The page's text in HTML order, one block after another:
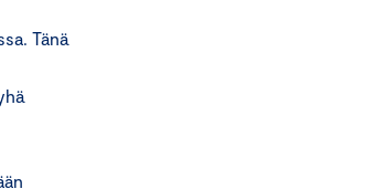
Tänä